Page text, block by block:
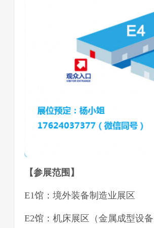
【参展范围】
E1馆：境外装备制造业展区
E2馆：机床展区（金属成型